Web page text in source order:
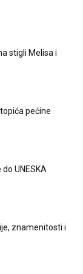
stigli Melisa i
pećine
UNESKA
znamenitosti i